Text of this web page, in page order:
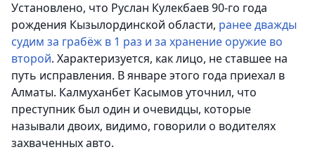
Установлено, что Руслан Кулекбаев 90-го года
рождения Кызылординской области, ранее дважды
судим за грабёж в 1 раз и за хранение оружие во
второй. Характеризуется, как лицо, не ставшее на
путь исправления. В январе этого года приехал в
Алматы. Калмуханбет Касымов уточнил, что
преступник был один и очевидцы, которые
называли двоих, видимо, говорили о водителях
захваченных авто.